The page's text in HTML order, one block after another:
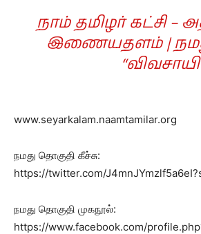
நாம் தமிழர் கட்சி –
இணையதளம் |
www.seyarkalam.naamtamilar.org
நமது தொகுதி கீச்சு:
https://twitter.com/
நமது தொகுதி முகநூல்:
https://www.facebook.com/